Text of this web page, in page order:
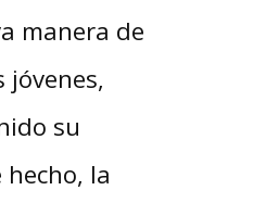
manera de
jóvenes,
su
hecho, la